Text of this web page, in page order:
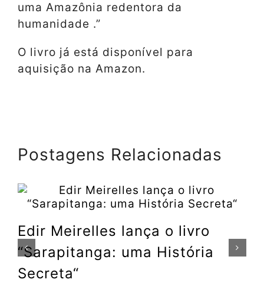
uma Amazônia redentora da
humanidade .”
O livro já está disponível para
aquisição na Amazon.
Postagens Relacionadas
Edir Meirelles lança o livro
“Sarapitanga: uma História
Secreta“